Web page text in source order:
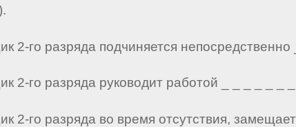
2-го разряда подчиняется
2-го разряда руководит работой _ _ _ _ _ _
2-го разряда во время отсутствия,